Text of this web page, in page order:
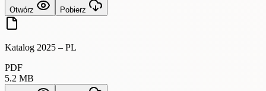
Otwórz Pobierz
Katalog 2025 – PL
PDF
5.2 MB